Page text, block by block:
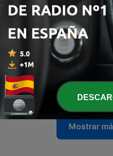
941 - Turbo 3 - ¿Quién dijo
04 ago. 2026
940 Turbo 3 - El primer
03 ago. 2026
939 - Turbo 3 - Viernes de
31 jul. 2026
Mostrar